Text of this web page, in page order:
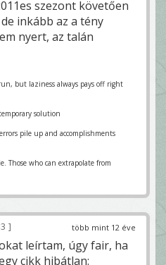
szezont követően
inkább az a tény
nyert, az talán
but laziness always pays off right
solution
pile up and accomplishments
Those who can extrapolate from
több mint 12 éve
leírtam, úgy fair, ha
cikk hibátlan: